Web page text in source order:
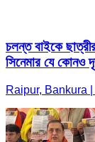
চলন্ত বাইকে
সিনেমার যে কোনও
Raipur, Bankura